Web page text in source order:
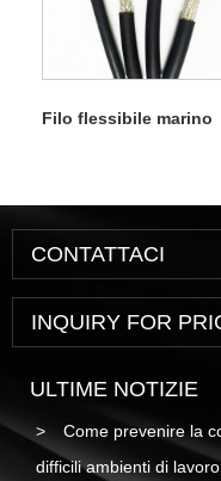
Filo flessibile marino
CONTATTACI
INQUIRY FOR
ULTIME NOTIZIE
Come prevenire la
difficili ambienti di